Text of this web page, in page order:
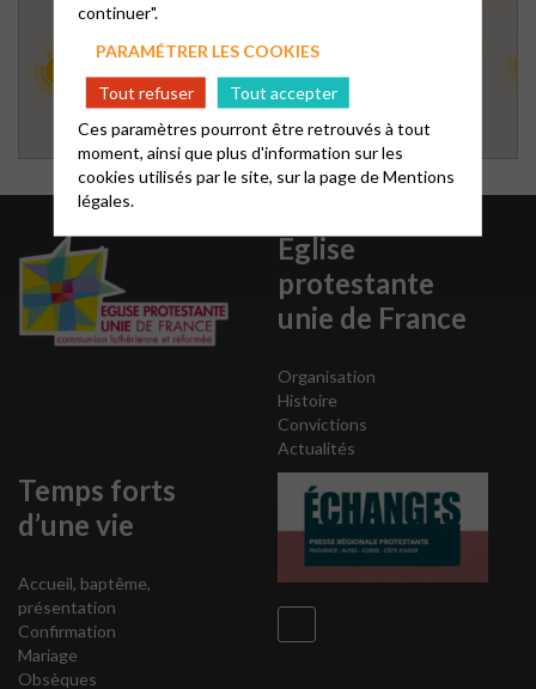
22
Eglise
protestante
unie de France
Organisation
Histoire
Convictions
Actualités
Temps forts
d’une vie
Accueil, baptême,
présentation
Confirmation
Mariage
Obsèques
continuer".
PARAMÉTRER LES COOKIES
Tout refuser
Tout accepter
Ces paramètres pourront être retrouvés à tout
moment, ainsi que plus d'information sur les
cookies utilisés par le site, sur la page deMentions
légales.